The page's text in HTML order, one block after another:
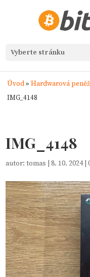
Vyberte stránku
Úvod» Hardwarová
IMG_4148
IMG_4148
autor:tomas |8. 10. 2024|